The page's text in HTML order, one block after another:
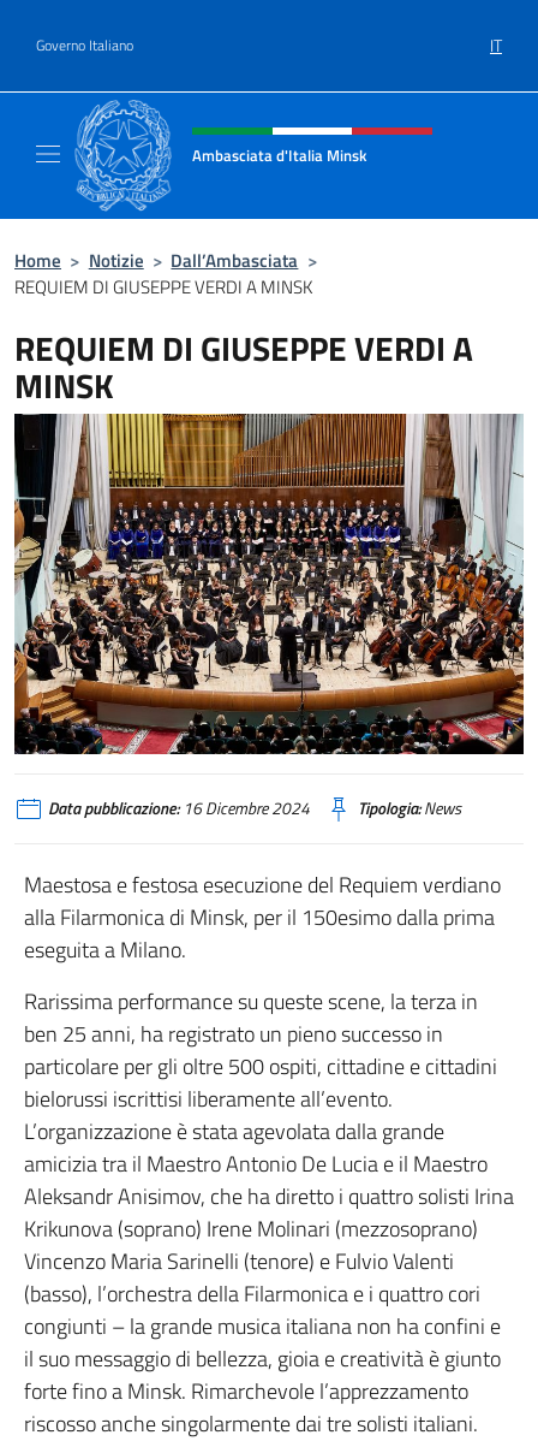
Governo Italiano IT
Intestazione sito, social e menù
Ambasciata d'Italia Minsk
Home > Notizie > Dall’Ambasciata >
REQUIEM DI GIUSEPPE VERDI A MINSK
REQUIEM DI GIUSEPPE VERDI A
MINSK
Data pubblicazione:16 Dicembre 2024 Tipologia:News
Maestosa e festosa esecuzione del Requiem verdiano
alla Filarmonica di Minsk, per il 150esimo dalla prima
eseguita a Milano.
Rarissima performance su queste scene, la terza in
ben 25 anni, ha registrato un pieno successo in
particolare per gli oltre 500 ospiti, cittadine e cittadini
bielorussi iscrittisi liberamente all’evento.
L’organizzazione è stata agevolata dalla grande
amicizia tra il Maestro Antonio De Lucia e il Maestro
Aleksandr Anisimov, che ha diretto i quattro solisti Irina
Krikunova (soprano) Irene Molinari (mezzosoprano)
Vincenzo Maria Sarinelli (tenore) e Fulvio Valenti
(basso), l’orchestra della Filarmonica e i quattro cori
congiunti – la grande musica italiana non ha confini e
il suo messaggio di bellezza, gioia e creatività è giunto
forte fino a Minsk. Rimarchevole l’apprezzamento
riscosso anche singolarmente dai tre solisti italiani.